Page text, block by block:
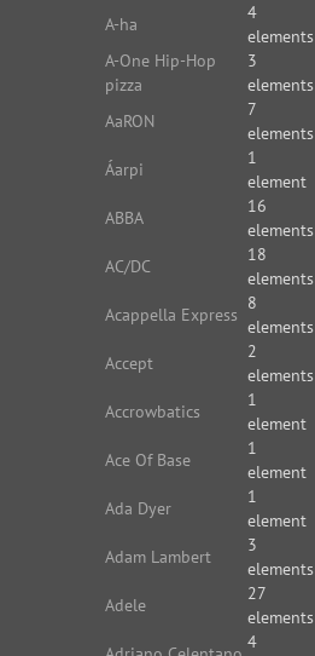
A-ha
4
elements
A-One Hip-Hop
pizza
3
elements
AaRON
7
elements
Áarpi
1
element
ABBA
16
elements
AC/DC
18
elements
Acappella Express
8
elements
Accept
2
elements
Accrowbatics
1
element
Ace Of Base
1
element
Ada Dyer
1
element
Adam Lambert
3
elements
Adele
27
elements
4